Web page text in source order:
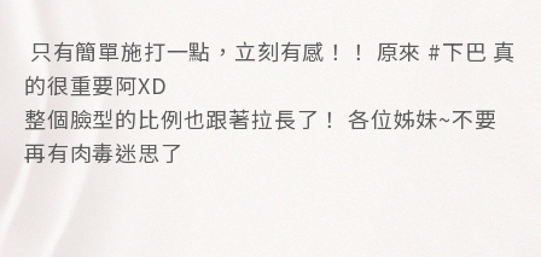
只有簡單施打一點，立刻有感！！ 原來 #下巴 真
的很重要阿XD
整個臉型的比例也跟著拉長了！ 各位姊妹~不要
再有肉毒迷思了